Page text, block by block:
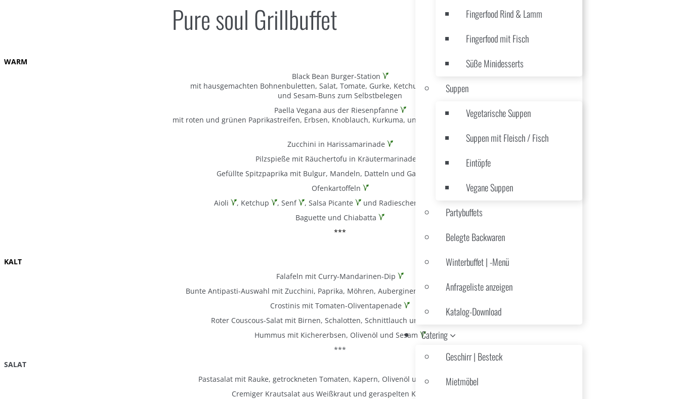
Fingerfood Rind & Lamm
Fingerfood mit Fisch
Süße Minidesserts
Suppen
Vegetarische Suppen
Suppen mit Fleisch / Fisch
Eintöpfe
Vegane Suppen
Partybuffets
Belegte Backwaren
Winterbuffet | -Menü
Anfrageliste anzeigen
Katalog-Download
Catering
Geschirr | Besteck
Mietmöbel
Pure soul Grillbuffet
WARM
Black Bean Burger-Station
mit hausgemachten Bohnenbuletten, Salat, Tomate, Gurke, Ketchup, Senf, Röstzwiebeln
und Sesam-Buns zum Selbstbelegen
Paella Vegana aus der Riesenpfanne
mit roten und grünen Paprikastreifen, Erbsen, Knoblauch, Kurkuma, und geräuchertem Pimentón
Zucchini in Harissamarinade
Pilzspieße mit Räuchertofu in Kräutermarinade
Gefüllte Spitzpaprika mit Bulgur, Mandeln, Datteln und Garam Masala
Ofenkartoffeln
Aioli
, Ketchup , Senf , Salsa Picante
und Radieschen-Kresse-Dip
Baguette und Chiabatta
***
KALT
Falafeln mit Curry-Mandarinen-Dip
Bunte Antipasti-Auswahl mit Zucchini, Paprika, Möhren, Auberginen und roten Zwiebeln
Crostinis mit Tomaten-Oliventapenade
Roter Couscous-Salat mit Birnen, Schalotten, Schnittlauch und Rote Beete
Hummus mit Kichererbsen, Olivenöl und Sesam
***
SALAT
Pastasalat mit Rauke, getrockneten Tomaten, Kapern, Olivenöl und Kürbiskernen
Cremiger Krautsalat aus Weißkraut und geraspelten Karotten